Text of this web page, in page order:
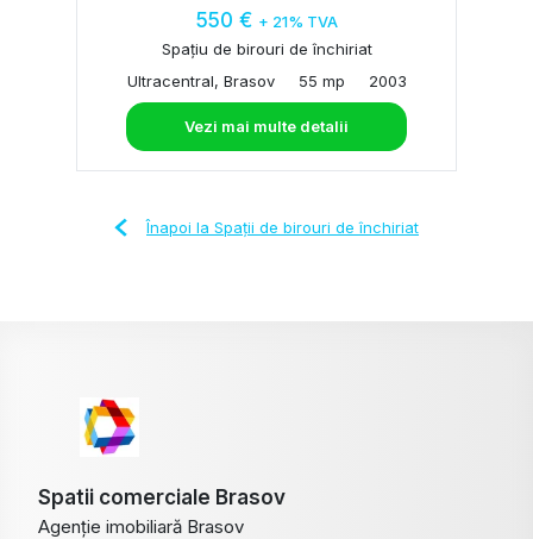
550 € + 21% TVA
Spațiu de birouri de închiriat
Ultracentral, Brasov
55 mp 2003
Vezi mai multe detalii
Înapoi la Spații de birouri de închiriat
Spatii comerciale Brasov
Agenție imobiliară Brasov